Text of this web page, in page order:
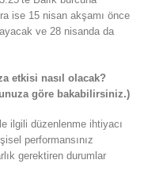
ise 15 nisan akşamı önce
ve 28 nisanda da
etkisi nasıl olacak?
göre bakabilirsiniz.)
ilgili düzenlenme ihtiyacı
performansınız
gerektiren durumlar